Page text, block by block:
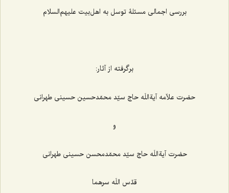
بررسی اجمالی مسئلۀ توسل به اهل‌بیت علیهم‌السلام
برگرفته از آثار:
حضرت علاّمه آیةاللَه حاج سیّد محمّدحسین حسینی طهرانی
و
حضرت آیةاللَه حاج سیّد محمّدمحسن حسینی طهرانی
قدّس اللَه سرهما